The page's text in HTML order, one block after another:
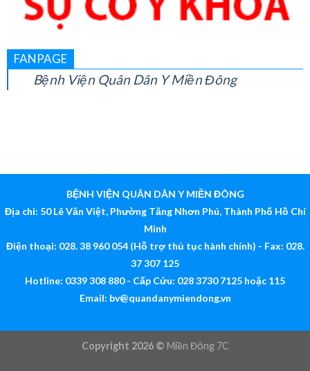
Bệnh Viện Quân Dân Y Miền Đông
BỆNH VIỆN QUÂN DÂN Y MIỀN ĐÔNG
Địa chỉ: 50 Lê Văn Việt, Phường Tăng Nhơn Phú, Thành Phố Hồ Chí